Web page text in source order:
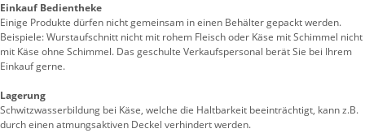
Einkauf Bedientheke
Einige Produkte dürfen nicht gemeinsam in einen Behälter gepackt werden.
Beispiele: Wurstaufschnitt nicht mit rohem Fleisch oder Käse mit Schimmel nicht
mit Käse ohne Schimmel. Das geschulte Verkaufspersonal berät Sie bei Ihrem
Einkauf gerne.
Lagerung
Schwitzwasserbildung bei Käse, welche die Haltbarkeit beeinträchtigt, kann z.B.
durch einen atmungsaktiven Deckel verhindert werden.